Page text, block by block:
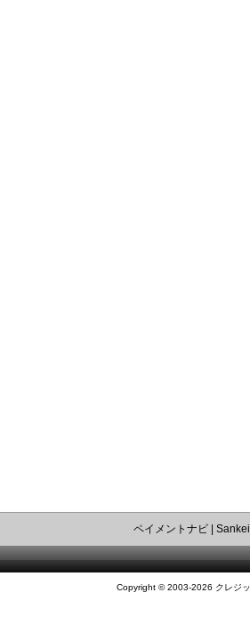
ペイメントナビ|
Copyright © 2003-2026 クレジ